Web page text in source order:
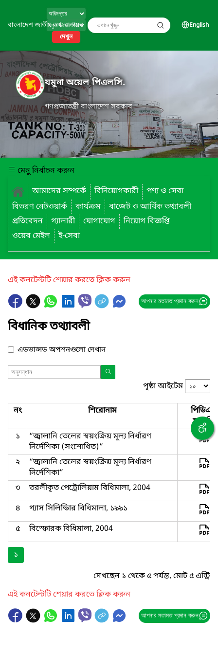
বাংলাদেশ জাতীয় তথ্য বাতায়ন
দেখুন
English
যমুনা অয়েল পিএলসি.
গণপ্রজাতন্ত্রী বাংলাদেশ সরকার
মেনু নির্বাচন করুন
আমাদের সম্পর্কে
বিনিয়োগকারী
পণ্য ও সেবা
বিতরণ নেটওয়ার্ক
কার্যক্রম
বাজেট ও আর্থিক তথ্যাবলী
প্রতিবেদন
গ্যালারী যোগাযোগ
নিয়োগ বিজ্ঞপ্তি
ওয়েব মেইল
ই-সেবা
এই কনটেন্টটি শেয়ার করতে ক্লিক করুন
আপনার মতামত প্রদান করুন
বিধানিক তথ্যাবলী
এডভান্সড অপশনগুলো দেখান
পৃষ্ঠা আইটেম
নং শিরোনাম
পিডিএফ
সংযুক্তি
১
“জ্বালানি তেলের স্বয়ংক্রিয় মূল্য নির্ধারণ
নির্দেশিকা (সংশোধিত)”
২
“জ্বালানি তেলের স্বয়ংক্রিয় মূল্য নির্ধারণ
নির্দেশিকা”
৩
তরলীকৃত পেট্রোলিয়াম বিধিমালা, 2004
৪
গ্যাস সিলিন্ডিার বিধিমালা, ১৯৯১
৫
বিস্ফোরক বিধিমালা, 2004
১
দেখছেন ১ থেকে ৫ পর্যন্ত, মোট ৫ এন্ট্রি
এই কনটেন্টটি শেয়ার করতে ক্লিক করুন
আপনার মতামত প্রদান করুন